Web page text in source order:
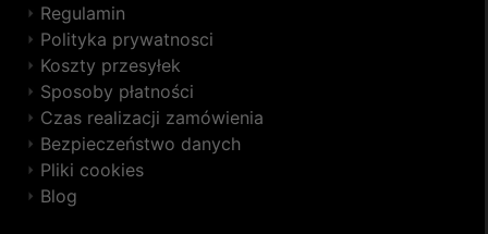
Regulamin
Polityka prywatnosci
Koszty przesyłek
Sposoby płatności
Czas realizacji zamówienia
Bezpieczeństwo danych
Pliki cookies
Blog